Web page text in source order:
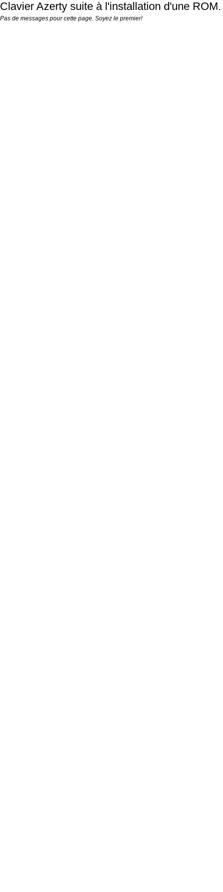
Clavier Azerty suite à l'installation d'une
Pas de messages pour cette page. Soyez le premier!